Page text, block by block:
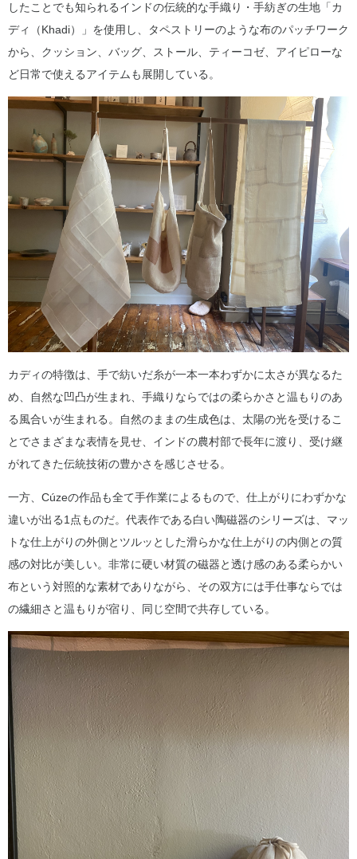
したことでも知られるインドの伝統的な手織り・手紡ぎの生地「カ
ディ（Khadi）」を使用し、タペストリーのような布のパッチワーク
から、クッション、バッグ、ストール、ティーコゼ、アイピローな
ど日常で使えるアイテムも展開している。
カディの特徴は、手で紡いだ糸が一本一本わずかに太さが異なるた
め、自然な凹凸が生まれ、手織りならではの柔らかさと温もりのあ
る風合いが生まれる。自然のままの生成色は、太陽の光を受けるこ
とでさまざまな表情を見せ、インドの農村部で長年に渡り、受け継
がれてきた伝統技術の豊かさを感じさせる。
一方、Cúzeの作品も全て手作業によるもので、仕上がりにわずかな
違いが出る1点ものだ。代表作である白い陶磁器のシリーズは、マッ
トな仕上がりの外側とツルッとした滑らかな仕上がりの内側との質
感の対比が美しい。非常に硬い材質の磁器と透け感のある柔らかい
布という対照的な素材でありながら、その双方には手仕事ならでは
の繊細さと温もりが宿り、同じ空間で共存している。